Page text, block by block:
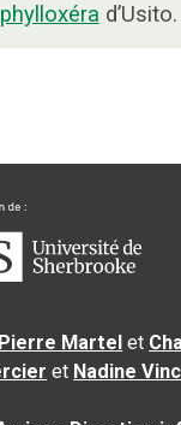
phylloxéra d’Usito.
Pierre Martel et
et Nadine